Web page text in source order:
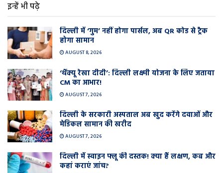
इन्हें भी पढ़े
दिल्ली में ‘गुम’ नहीं होगा पार्सल, अब QR कोड से ट्रैक
होगा सामान
AUGUST 8, 2026
‘थैंक्यू रेखा दीदी’: दिल्ली लक्ष्मी योजना के लिए जताया
CM का आभार!
AUGUST 7, 2026
दिल्ली के सरकारी अस्पताल अब खुद करेंगे दवाओं और
मेडिकल सामान की खरीद
AUGUST 7, 2026
दिल्ली में स्वाइन फ्लू की दस्तक! क्या हैं लक्षण, कब और
कहां कराएं जांच?